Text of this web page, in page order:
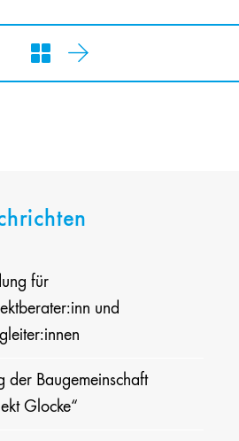
für
und
der Baugemeinschaft
Glocke“